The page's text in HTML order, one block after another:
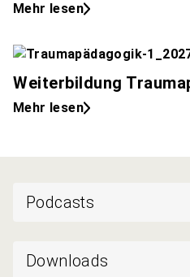
Mehr lesen
Weiterbildung
Mehr lesen
Podcasts
Downloads